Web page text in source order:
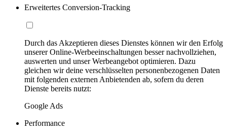
Erweitertes Conversion-Tracking
Durch das Akzeptieren dieses Dienstes können wir den Erfolg
unserer Online-Werbeeinschaltungen besser nachvollziehen,
auswerten und unser Werbeangebot optimieren. Dazu
gleichen wir deine verschlüsselten personenbezogenen Daten
mit folgenden externen Anbietenden ab, sofern du deren
Dienste bereits nutzt:
Google Ads
Performance